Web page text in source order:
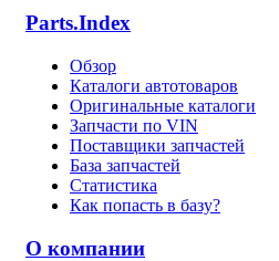
Parts.Index
Обзор
Каталоги автотоваров
Оригинальные каталоги
Запчасти по VIN
Поставщики запчастей
База запчастей
Статистика
Как попасть в базу?
О компании